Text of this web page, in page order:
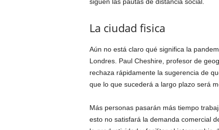
La ciudad fisica
Aún no está claro qué significa la
Londres. Paul Cheshire, profesor de
rechaza rápidamente la sugerencia de
que lo que sucederá a largo plazo será
Más personas pasarán más tiempo
esto no satisfará la demanda comercial